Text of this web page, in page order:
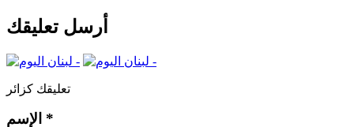
أرسل تعليقك
تعليقك كزائر
*